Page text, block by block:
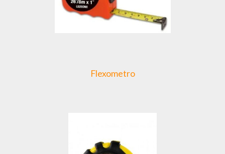
Flexometro